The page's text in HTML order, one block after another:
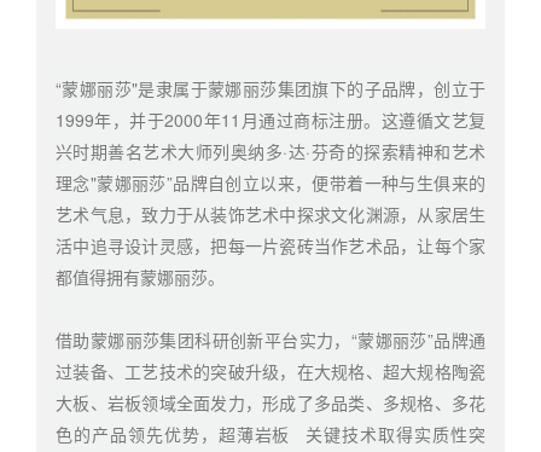
“蒙娜丽莎"是隶属于蒙娜丽莎集团旗下的子品牌，创立于
1999年，并于2000年11月通过商标注册。这遵循文艺复
兴时期善名艺术大师列奥纳多·达·芬奇的探索精神和艺术
理念"蒙娜丽莎”品牌自创立以来，便带着一种与生俱来的
艺术气息，致力于从装饰艺术中探求文化渊源，从家居生
活中追寻设计灵感，把每一片瓷砖当作艺术品，让每个家
都值得拥有蒙娜丽莎。
借助蒙娜丽莎集团科研创新平台实力，“蒙娜丽莎”品牌通
过装备、工艺技术的突破升级，在大规格、超大规格陶瓷
大板、岩板领域全面发力，形成了多品类、多规格、多花
色的产品领先优势， 超薄岩板
关键技术取得实质性突